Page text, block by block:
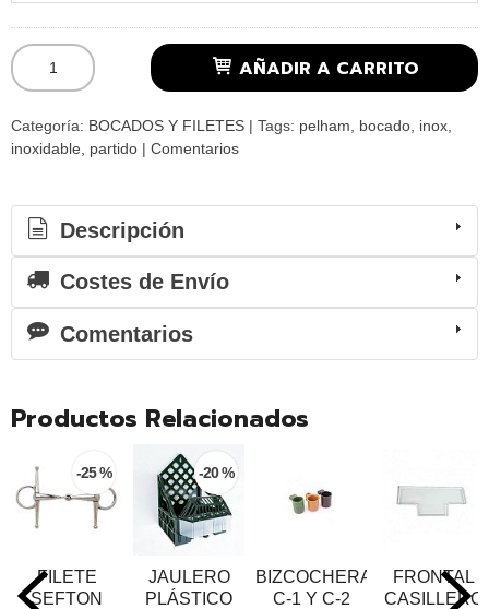
AÑADIR A CARRITO
Categoría: BOCADOS Y FILETES | Tags: pelham bocado inox
inoxidable
partido | Comentarios
Descripción
Costes de Envío
Comentarios
Productos Relacionados
-25 %
FILETE
SEFTON
-20 %
JAULERO
PLÁSTICO
BIZCOCHERA
C-1 Y C-2
FRONTAL
CASILLERO